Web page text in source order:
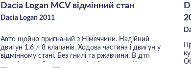
Dacia Logan MCV відмінний стан
Dacia Logan 2011
Авто щойно пригнаний з Німеччини. Надійний
двигун 1.6 л 8 клапанів. Ходова частина і двигун у
відмінному стані. Без гнилі та ржавчини. В дтп
участі не приймав, не перефарбовувався. В